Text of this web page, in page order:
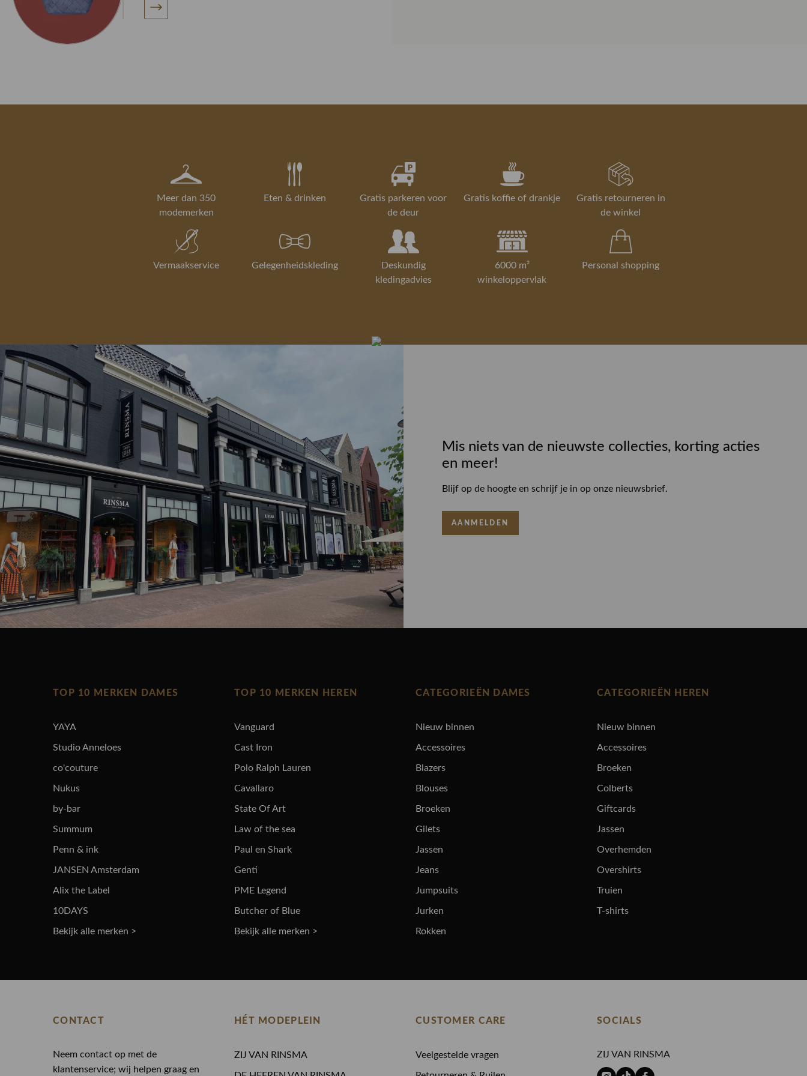
Meer dan 350
modemerken
Eten & drinken
Gratis parkeren voor
de deur
Gratis koffie of drankje
Gratis retourneren in
de winkel
Vermaakservice Gelegenheidskleding
Deskundig
kledingadvies
6000 m²
winkeloppervlak
Personal shopping
Mis niets van de nieuwste collecties, korting acties
en meer!
Blijf op de hoogte en schrijf je in op onze nieuwsbrief.
AANMELDEN
TOP 10 MERKEN DAMES
YAYA
Studio Anneloes
co'couture
Nukus
by-bar
Summum
Penn & ink
JANSEN Amsterdam
Alix the Label
10DAYS
Bekijk alle merken >
TOP 10 MERKEN HEREN
Vanguard
Cast Iron
Polo Ralph Lauren
Cavallaro
State Of Art
Law of the sea
Paul en Shark
Genti
PME Legend
Butcher of Blue
Bekijk alle merken >
CATEGORIEËN DAMES
Nieuw binnen
Accessoires
Blazers
Blouses
Broeken
Gilets
Jassen
Jeans
Jumpsuits
Jurken
Rokken
CATEGORIEËN HEREN
Nieuw binnen
Accessoires
Broeken
Colberts
Giftcards
Jassen
Overhemden
Overshirts
Truien
T-shirts
CONTACT
Neem contact op met de
klantenservice; wij helpen graag en
HÉT MODEPLEIN
ZIJ VAN RINSMA
CUSTOMER CARE
Veelgestelde vragen
SOCIALS
ZIJ VAN RINSMA